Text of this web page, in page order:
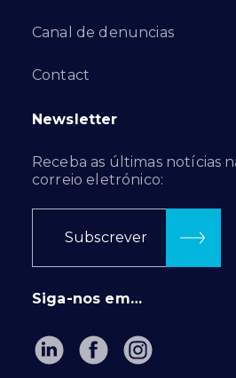
Canal de denuncias
Contact
Newsletter
Receba as últimas notícias
correio eletrónico:
Subscrever
Siga-nos em…